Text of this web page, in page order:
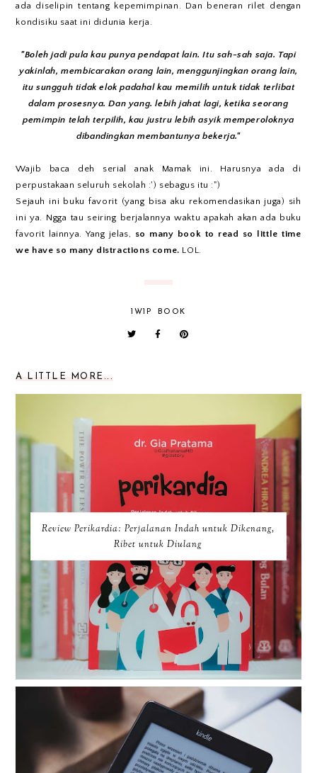
ada diselipin tentang kepemimpinan. Dan beneran rilet dengan
kondisiku saat ini didunia kerja.
"Boleh jadi pula kau punya pendapat lain. Itu sah-sah saja. Tapi
yakinlah, membicarakan orang lain, menggunjingkan orang lain,
itu sungguh tidak elok padahal kau memilih untuk tidak terlibat
dalam prosesnya. Dan yang. lebih jahat lagi, ketika seorang
pemimpin telah terpilih, kau justru lebih asyik memperoloknya
dibandingkan membantunya bekerja."
Wajib baca deh serial anak Mamak ini. Harusnya ada di
perpustakaan seluruh sekolah :') sebagus itu :")
Sejauh ini buku favorit (yang bisa aku rekomendasikan juga) sih
ini ya. Ngga tau seiring berjalannya waktu apakah akan ada buku
favorit lainnya. Yang jelas, so many book to read so little time
we have so many distractions come. LOL.
1W1P BOOK
A LITTLE MORE...
Review Perikardia: Perjalanan Indah untuk Dikenang,
Ribet untuk Diulang